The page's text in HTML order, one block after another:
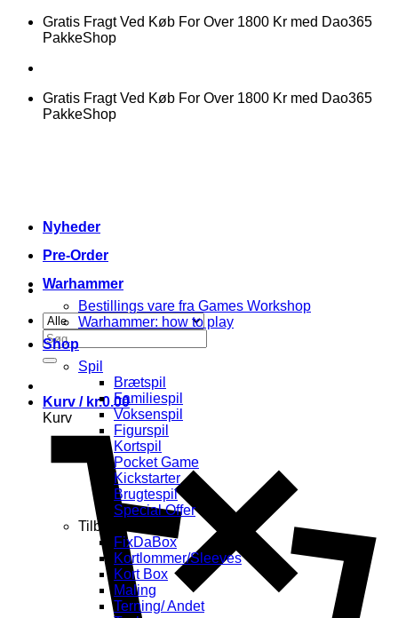
FortsætGratis Fragt Ved Køb For Over 1800 Kr med Dao365
PakkeShop
Gratis Fragt Ved Køb For Over 1800 Kr med Dao365
PakkeShop
Søg
efter:
Kurv / kr.0.00
Kurv
Nyheder
Pre-Order
Warhammer
Bestillings vare fra Games Workshop
Warhammer: how to play
Shop
Spil
Brætspil
Familiespil
Voksenspil
Figurspil
Kortspil
Pocket Game
Kickstarter
Brugtespil
Special Offer
Tilbehør
FixDaBox
Kortlommer/Sleeves
Kort Box
Maling
Terning/ Andet